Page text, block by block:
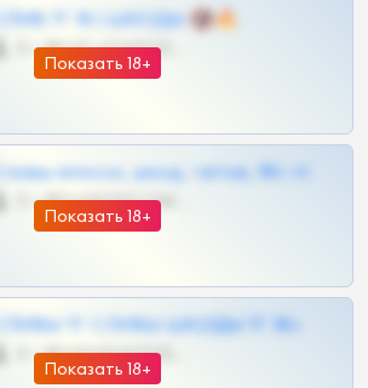
Показать 18+
СЛИВ ТГ 18 | ШКОДЫ 🔞🔥
0 •
Показать 18+
Сливы вписок, шкод, теток, 18+ тг
0 •
Показать 18+
СЛИВЫ ТГ СЛИВЫ ШКОДЫ ТГ 18+
0 •